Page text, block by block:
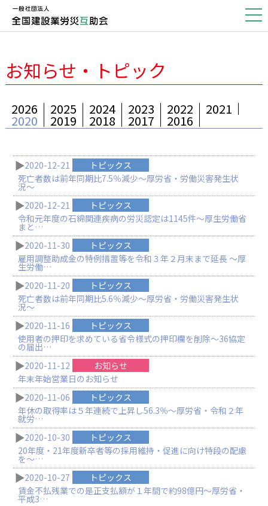
お知らせ・トピック
2026 2025 2024 2023 2022 2021
2020 2019 2018 2017 2016
2020-12-21
トピックス
死亡者数は前年同期比7.5％減少〜厚労省・労働災害発生状
況〜
2020-12-21
トピックス
令和元年度の石綿関連疾病の労災認定は1145件～厚生労働省
まと…
2020-11-30
トピックス
雇用調整助成金の特例措置等を令和３年２月末まで延長 ～厚
生労働…
2020-11-20
トピックス
死亡者数は前年同期比5.6％減少〜厚労省・労働災害発生状
況〜
2020-11-16
トピックス
使用者の押印を求めている省令様式の押印欄を削除～36協定
の届出…
2020-11-12
お知らせ
年末年始営業日のお知らせ
2020-11-06
トピックス
年休の取得率は５年連続で上昇し56.3％〜厚労省・令和２年
就労…
2020-10-30
トピックス
20年度・21年度新卒者等の採用維持・促進に向け特段の配慮
を〜…
2020-10-27
トピックス
賃金不払残業での是正支払額が１年間で約98億円〜厚労省・
平成3…